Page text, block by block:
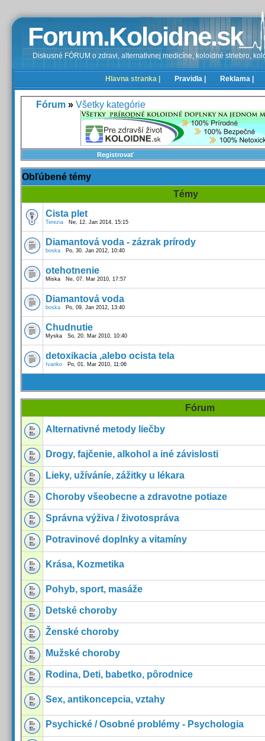
Forum.Koloidne.sk
Diskusné FÓRUM o zdravi, alternativnej medicíne, koloidné striebro,
Hlavna stranka | Pravidla | Reklama |
Fórum » Všetky kategórie
Registrovať
Obľúbené témy
Témy
Cista plet
Terezia Ne, 12. Jan 2014, 15:15
Diamantová voda - zázrak prírody
boska Po, 30. Jan 2012, 10:40
otehotnenie
Miska Ne, 07. Mar 2010, 17:57
Diamantová voda
boska Po, 09. Jan 2012, 13:40
Chudnutie
Myska So, 20. Mar 2010, 10:40
detoxikacia ,alebo ocista tela
Ivanko Po, 01. Mar 2010, 11:06
Fórum
Alternativné metody liečby
Drogy, fajčenie, alkohol a iné závislosti
Lieky, užíváníe, zážitky u lékara
Choroby všeobecne a zdravotne potiaze
Správna výživa / životospráva
Potravinové doplnky a vitamíny
Krása, Kozmetika
Pohyb, sport, masáže
Detské choroby
Ženské choroby
Mužské choroby
Rodina, Deti, babetko, pôrodnice
Sex, antikoncepcia, vztahy
Psychické / Osobné problémy - Psychologia